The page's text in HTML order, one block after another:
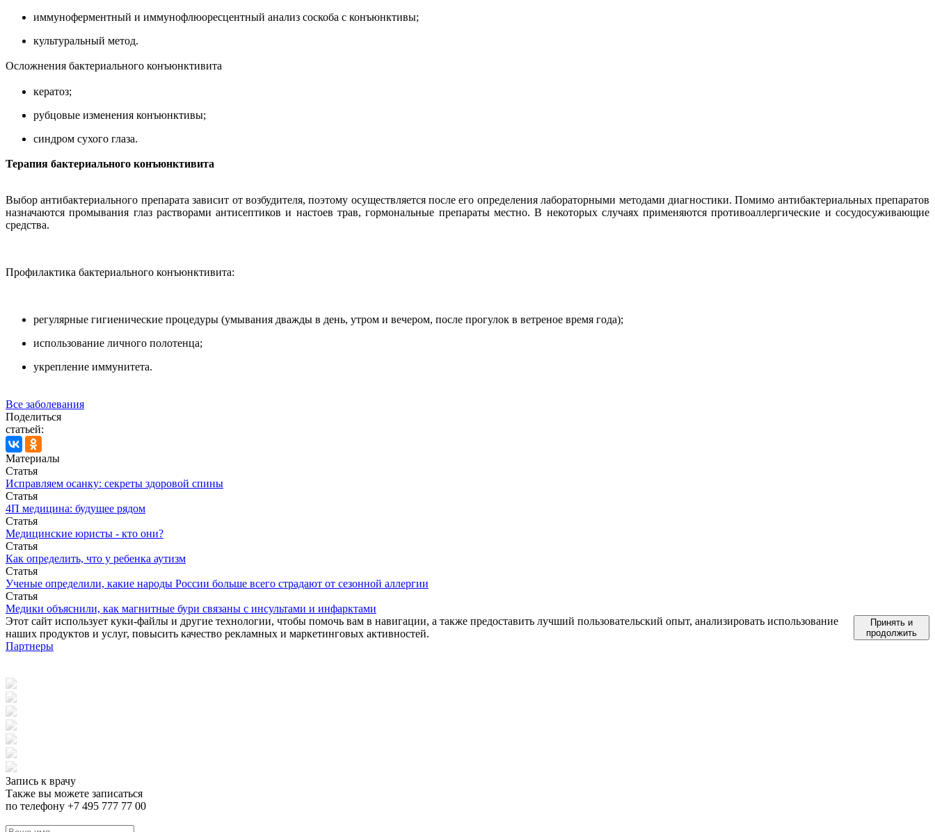
иммуноферментный и иммунофлюоресцентный анализ соскоба с конъюнктивы;
культуральный метод.
Осложнения бактериального конъюнктивита
кератоз;
рубцовые изменения конъюнктивы;
синдром сухого глаза.
Терапия бактериального конъюнктивита
Выбор антибактериального препарата зависит от возбудителя, поэтому осуществляется после его определения лабораторными методами диагностики. Помимо антибактериальных препаратов
назначаются промывания глаз растворами антисептиков и настоев трав, гормональные препараты местно. В некоторых случаях применяются противоаллергические и сосудосуживающие
средства.
Профилактика бактериального конъюнктивита:
регулярные гигиенические процедуры (умывания дважды в день, утром и вечером, после прогулок в ветреное время года);
использование личного полотенца;
укрепление иммунитета.
Все заболевания
Поделиться
статьей:
Материалы
Статья
Исправляем осанку: секреты здоровой спины
Статья
4П медицина: будущее рядом
Статья
Медицинские юристы - кто они?
Статья
Как определить, что у ребенка аутизм
Статья
Ученые определили, какие народы России больше всего страдают от сезонной аллергии
Статья
Медики объяснили, как магнитные бури связаны с инсультами и инфарктами
Этот сайт использует куки-файлы и другие технологии, чтобы помочь вам в навигации, а также предоставить лучший пользовательский опыт, анализировать использование
наших продуктов и услуг, повысить качество рекламных и маркетинговых активностей.
Принять и
продолжить
Партнеры
Запись к врачу
Также вы можете записаться
по телефону +7 495 777 77 00